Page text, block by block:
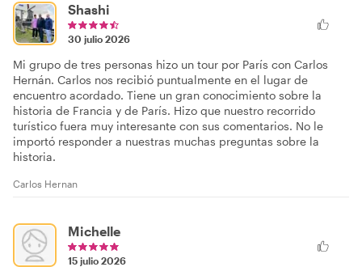
Shashi
30 julio 2026
Mi grupo de tres personas hizo un tour por París con Carlos
Hernán. Carlos nos recibió puntualmente en el lugar de
encuentro acordado. Tiene un gran conocimiento sobre la
historia de Francia y de París. Hizo que nuestro recorrido
turístico fuera muy interesante con sus comentarios. No le
importó responder a nuestras muchas preguntas sobre la
historia.
Carlos Hernan
Michelle
15 julio 2026